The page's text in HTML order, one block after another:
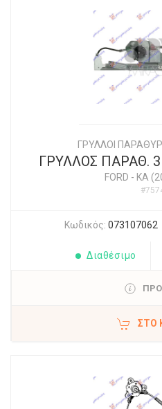
ΓΡΥΛΛΟΙ
ΓΡΥΛΛΟΣ ΠΑΡΑΘ.
FORD - KA
Κωδικός: 073107062
Διαθέσιμο
ΣΤΟ